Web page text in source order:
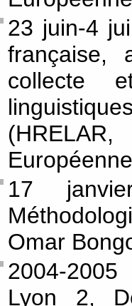
23 juin-4
française,
collecte
17
Omar
2004-
Lyon 2,